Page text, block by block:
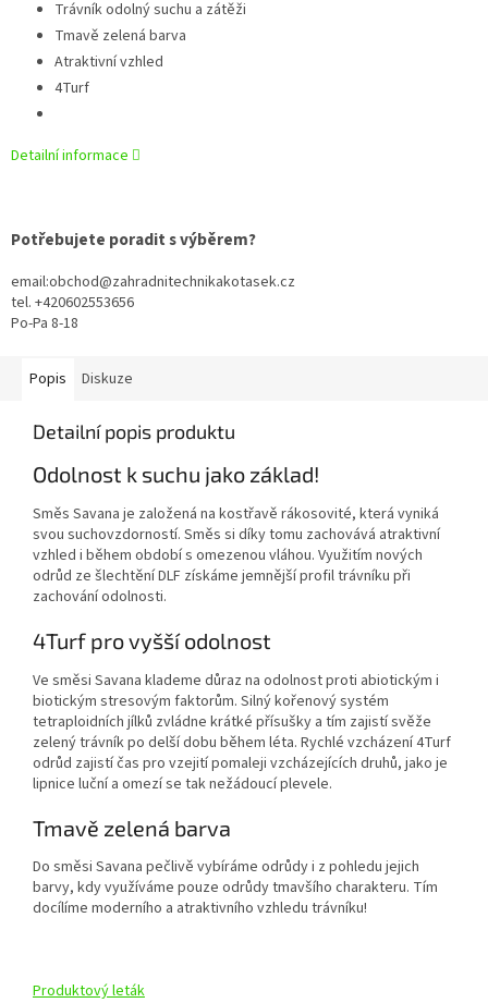
Trávník odolný suchu a zátěži
Tmavě zelená barva
Atraktivní vzhled
4Turf
Detailní informace
Potřebujete poradit s výběrem?
email:obchod@zahradnitechnikakotasek.cz
tel. +420602553656
Po-Pa 8-18
Popis Diskuze
Detailní popis produktu
Odolnost k suchu jako základ!
Směs Savana je založená na kostřavě rákosovité, která vyniká
svou suchovzdorností. Směs si díky tomu zachovává atraktivní
vzhled i během období s omezenou vláhou. Využitím nových
odrůd ze šlechtění DLF získáme jemnější profil trávníku při
zachování odolnosti.
4Turf pro vyšší odolnost
Ve směsi Savana klademe důraz na odolnost proti abiotickým i
biotickým stresovým faktorům. Silný kořenový systém
tetraploidních jílků zvládne krátké přísušky a tím zajistí svěže
zelený trávník po delší dobu během léta. Rychlé vzcházení 4Turf
odrůd zajistí čas pro vzejití pomaleji vzcházejících druhů, jako je
lipnice luční a omezí se tak nežádoucí plevele.
Tmavě zelená barva
Do směsi Savana pečlivě vybíráme odrůdy i z pohledu jejich
barvy, kdy využíváme pouze odrůdy tmavšího charakteru. Tím
docílíme moderního a atraktivního vzhledu trávníku!
Produktový leták